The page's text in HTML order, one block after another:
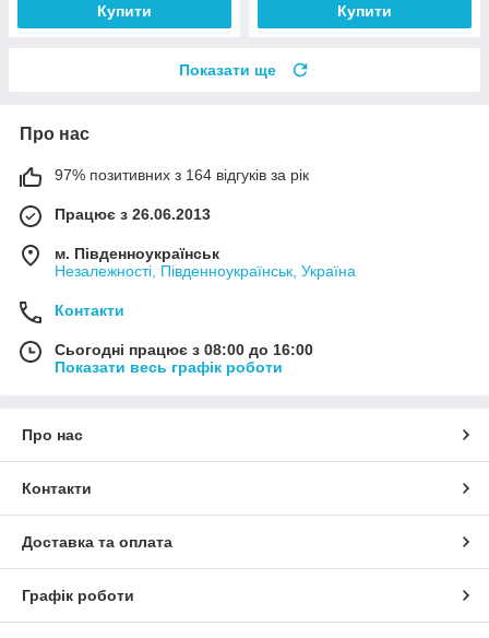
Купити Купити
Показати ще
Про нас
97% позитивних з 164 відгуків за рік
Працює з 26.06.2013
м. Південноукраїнськ
Незалежності, Південноукраїнськ, Україна
Контакти
Сьогодні працює з 08:00 до 16:00
Показати весь графік роботи
Про нас
Контакти
Доставка та оплата
Графік роботи